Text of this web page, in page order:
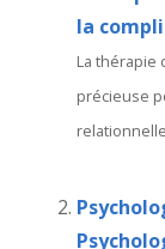
la
La thérapie
précieuse